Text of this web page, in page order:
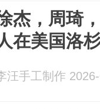
杰，周琦
在美国洛
汪手工制作